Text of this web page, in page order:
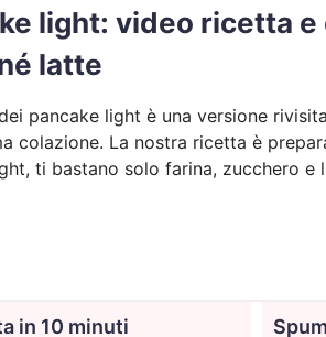
light: video ricetta
latte
pancake light è una versione
colazione. La nostra ricetta è
ti bastano solo farina, zucchero
in 10 minuti